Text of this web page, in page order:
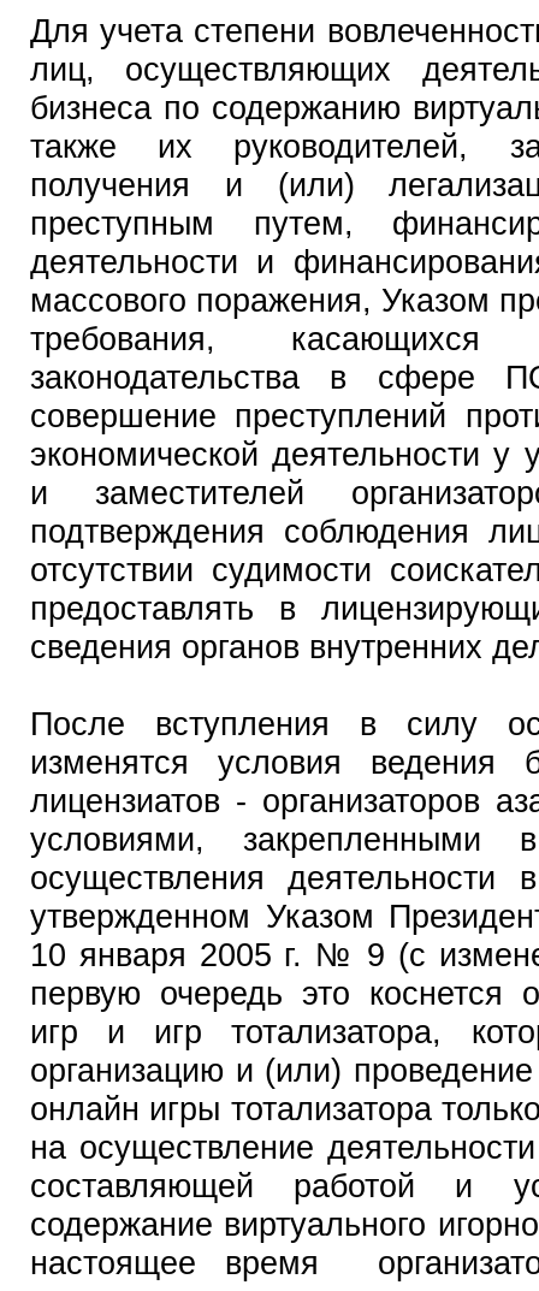
Для учета степени
лиц, осуществляющих
бизнеса по содержанию
также их руководителей,
получения и (или)
преступным путем,
деятельности и
массового поражения, Указом
требования, касающихся
законодательства в
совершение преступлений
экономической деятельности у
и заместителей
подтверждения соблюдения
отсутствии судимости
предоставлять в
сведения органов внутренних
После вступления в силу
изменятся условия ведения
лицензиатов - организаторов
условиями,
осуществления деятельности
утвержденном Указом
10 января 2005 г. № 9 (с
первую очередь это коснется
игр и игр тотализатора,
организацию и (или)
онлайн игры тотализатора
на осуществление
составляющей работой и
содержание виртуального
настоящее время